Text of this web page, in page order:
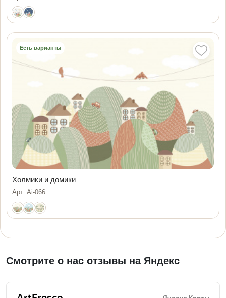
Есть варианты
Холмики и домики
Арт. Ai-066
Смотрите о нас отзывы на Яндекс